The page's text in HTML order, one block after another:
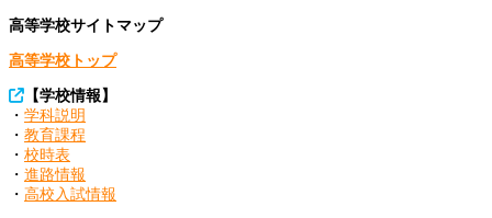
高等学校サイトマップ
高等学校トップ
【学校情報】
・ 学科説明
・ 教育課程
・ 校時表
・ 進路情報
・ 高校入試情報